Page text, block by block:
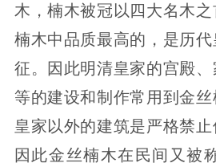
木，楠木被冠以四大名木
楠木中品质最高的，是历
征。因此明清皇家的宫殿
等的建设和制作常用到金
皇家以外的建筑是严格禁止
因此金丝楠木在民间又被